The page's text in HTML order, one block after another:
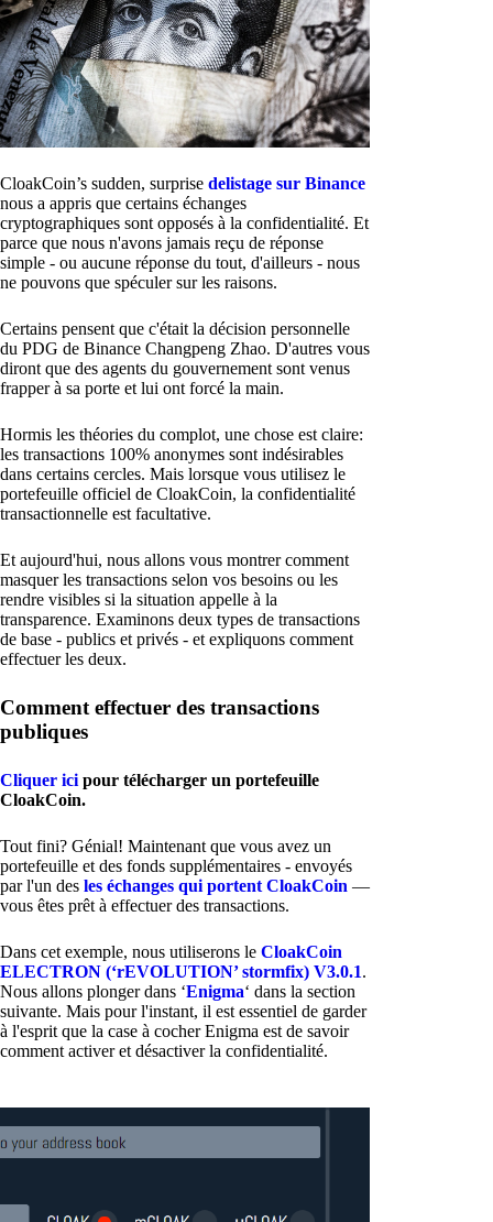
CloakCoin’s sudden, surprise delistage sur Binance
nous a appris que certains échanges
cryptographiques sont opposés à la confidentialité. Et
parce que nous n'avons jamais reçu de réponse
simple - ou aucune réponse du tout, d'ailleurs - nous
ne pouvons que spéculer sur les raisons.
Certains pensent que c'était la décision personnelle
du PDG de Binance Changpeng Zhao. D'autres vous
diront que des agents du gouvernement sont venus
frapper à sa porte et lui ont forcé la main.
Hormis les théories du complot, une chose est claire:
les transactions 100% anonymes sont indésirables
dans certains cercles. Mais lorsque vous utilisez le
portefeuille officiel de CloakCoin, la confidentialité
transactionnelle est facultative.
Et aujourd'hui, nous allons vous montrer comment
masquer les transactions selon vos besoins ou les
rendre visibles si la situation appelle à la
transparence. Examinons deux types de transactions
de base - publics et privés - et expliquons comment
effectuer les deux.
Comment effectuer des transactions
publiques
Cliquer ici pour télécharger un portefeuille
CloakCoin.
Tout fini? Génial! Maintenant que vous avez un
portefeuille et des fonds supplémentaires - envoyés
par l'un des les échanges qui portent CloakCoin —
vous êtes prêt à effectuer des transactions.
Dans cet exemple, nous utiliserons le CloakCoin
ELECTRON (‘rEVOLUTION’ stormfix) V3.0.1.
Nous allons plonger dans ‘Enigma‘ dans la section
suivante. Mais pour l'instant, il est essentiel de garder
à l'esprit que la case à cocher Enigma est de savoir
comment activer et désactiver la confidentialité.